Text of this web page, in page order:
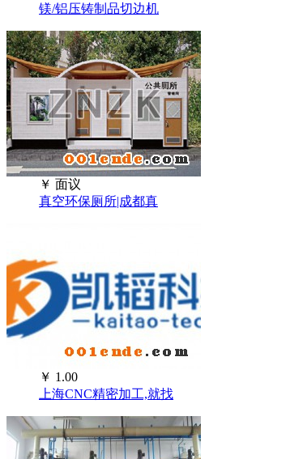
镁/铝压铸制品切边机
￥ 面议
真空环保厕所|成都真
￥ 1.00
上海CNC精密加工,就找